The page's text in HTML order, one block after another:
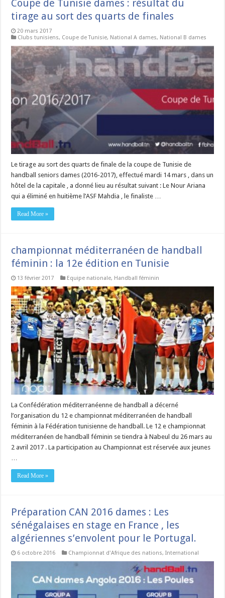
Coupe de Tunisie dames : résultat du
tirage au sort des quarts de finales
20 mars 2017
Clubs tunisiens, Coupe de Tunisie, National A dames, National B dames
Le tirage au sort des quarts de finale de la coupe de Tunisie de
handball seniors dames (2016-2017), effectué mardi 14 mars , dans un
hôtel de la capitale , a donné lieu au résultat suivant : Le Nour Ariana
qui a éliminé en huitième l’ASF Mahdia , le finaliste …
Read More »
championnat méditerranéen de handball
féminin : la 12e édition en Tunisie
13 février 2017 Equipe nationale, Handball féminin
La Confédération méditerranéenne de handball a décerné
l’organisation du 12 e championnat méditerranéen de handball
féminin à la Fédération tunisienne de handball. Le 12 e championnat
méditerranéen de handball féminin se tiendra à Nabeul du 26 mars au
2 avril 2017 . La participation au Championnat est réservée aux jeunes
Read More »
Préparation CAN 2016 dames : Les
sénégalaises en stage en France , les
algériennes s’envolent pour le Portugal.
6 octobre 2016 Championnat d'Afrique des nations,International